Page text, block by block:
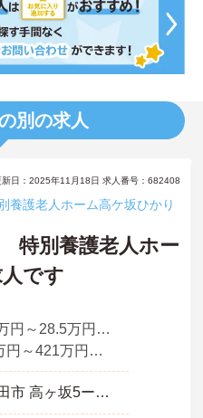
別の求人
新日：2025年11月18日 求人番号：682408
護老人ホーム高ケ坂ひかり
特別養護老人ホー
です
月収 21.1万円～28.5万円程度（夜勤4回分含む）
年収 316万円～421万円程度（賞与4.0ヶ月分の場合）
東京都 町田市 高ヶ坂5ー26－19